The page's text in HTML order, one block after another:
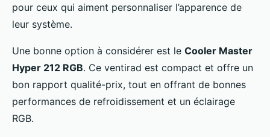
pour ceux qui aiment personnaliser l’apparence de
leur système.
Une bonne option à considérer est le Cooler Master
Hyper 212 RGB. Ce ventirad est compact et offre un
bon rapport qualité-prix, tout en offrant de bonnes
performances de refroidissement et un éclairage
RGB.